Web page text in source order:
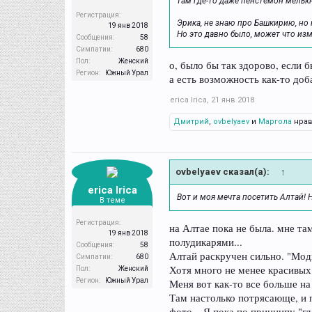
Регистрация:
19 янв 2018
Сообщения:
58
Симпатии:
680
Пол:
Женский
Регион:
Южный Урал
Эрика, не знаю про Башкирию, но
Но это давно было, может что
о, было бы так здорово, если
а есть возможность как-то
erica Irica, 21 янв 2018
Дмитрий, ovbelyaev и Маргола
erica Irica
В теме
Регистрация:
19 янв 2018
Сообщения:
58
Симпатии:
680
Пол:
Женский
Регион:
Южный Урал
ovbelyaev сказал(а): ↑
Вот и моя мечта посетить Алтай!
на Алтае пока не была. мне
полудикарями...
Алтай раскручен сильно.
Хотя много не менее
Меня вот как-то все больше
Там настолько потрясающе,